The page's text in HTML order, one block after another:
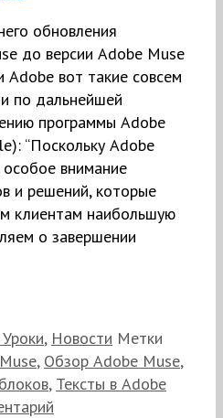
обновления
до версии Adobe Muse
Adobe вот такие совсем
по дальнейшей
программы Adobe
“Поскольку Adobe
внимание
и решений, которые
клиентам наибольшую
о завершении
, Новости Метки
, Обзор Adobe Muse,
, Тексты в Adobe